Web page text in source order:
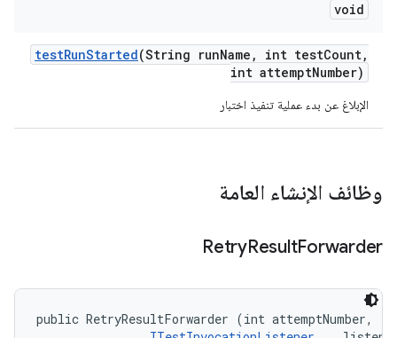
void
testRunStarted(String runName , int testCount,
int attemptNumber)
الإبلاغ عن بدء عملية تنفيذ اختبار
وظائف الإنشاء العامة
RetryResultForwarder
public RetryResultForwarder (int attemptNumber,